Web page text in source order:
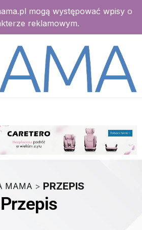
mogą występować wpisy o
reklamowym.
MAMA > PRZEPIS
Przepis